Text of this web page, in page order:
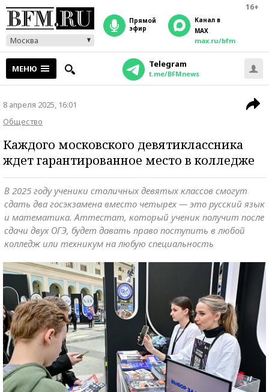
16+
Москва
прямой
эфир
Канал в
MAX
max.ru/bfm
МЕНЮ Telegram
t.me/BFMnews
8 апреля 2025, 16:01
Общество
Каждого московского девятиклассника
ждет гарантированное место в колледже
В 2025 году ученики столичных девятых классов смогут
сдать два госэкзамена вместо четырех — это русский язык
и математика. Аттестат, который ученик получит после
сдачи двух ОГЭ, будет давать право поступить в любой
колледж или техникум на любую специальность